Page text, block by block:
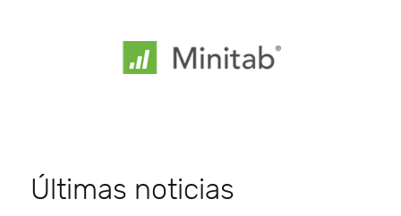
Últimas noticias